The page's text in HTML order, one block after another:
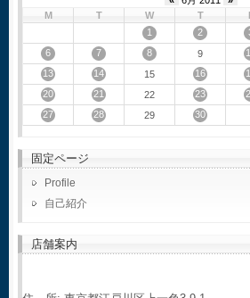
M
T W T
1
2
6
7 8 9
13
14 15 16
20
21 22 23
27
28 29 30
固定ページ
Profile
自己紹介
店舗案内